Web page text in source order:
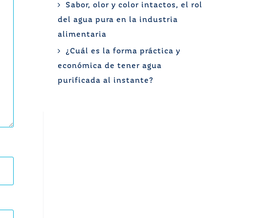
Sabor, olor y color intactos, el rol
del agua pura en la industria
alimentaria
¿Cuál es la forma práctica y
económica de tener agua
purificada al instante?